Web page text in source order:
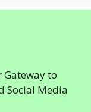
Gateway to
Social Media